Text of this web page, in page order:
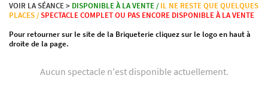
VOIR LA SÉANCE > DISPONIBLE À LA VENTE / IL NE RESTE QUE QUELQUES
PLACES /SPECTACLE COMPLET OU PAS ENCORE DISPONIBLE À LA VENTE
Pour retourner sur le site de la Briqueterie cliquez sur le logo en haut à
droite de la page.
Aucun spectacle n'est disponible actuellement.